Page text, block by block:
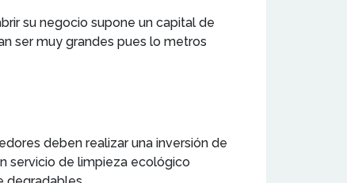
su negocio supone un capital de
ser muy grandes pues lo metros
deben realizar una inversión de
servicio de limpieza ecológico